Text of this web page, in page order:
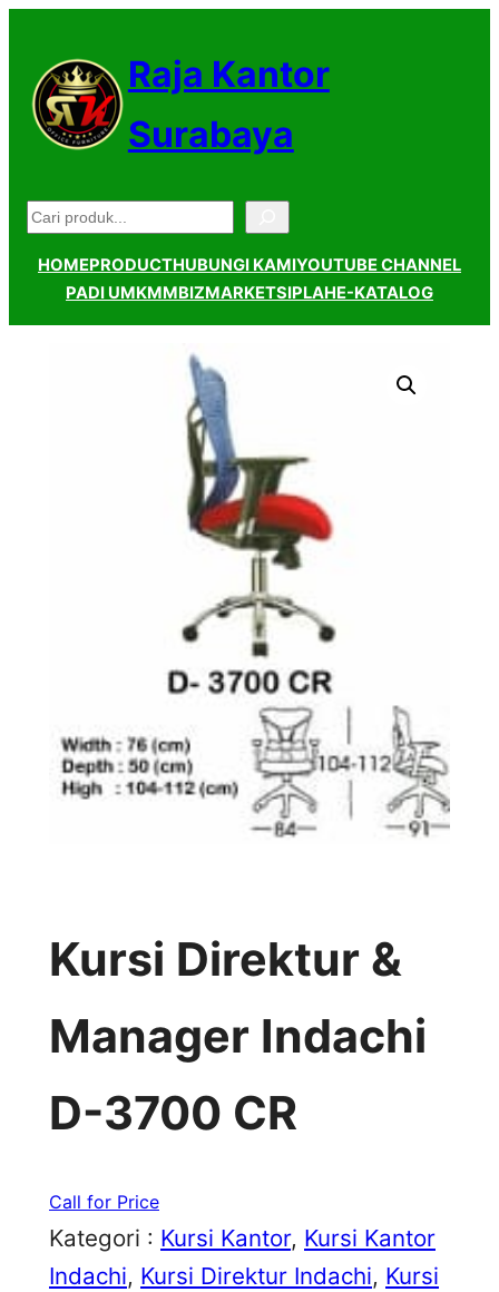
konten
Raja Kantor
Surabaya
Pencarian
HOMEPRODUCTHUBUNGI KAMIYOUTUBE CHANNEL
PADI UMKMMBIZMARKETSIPLAHE-KATALOG
Kursi Direktur &
Manager Indachi
D-3700 CR
Call for Price
Kategori : Kursi Kantor, Kursi Kantor
Indachi, Kursi Direktur Indachi, Kursi